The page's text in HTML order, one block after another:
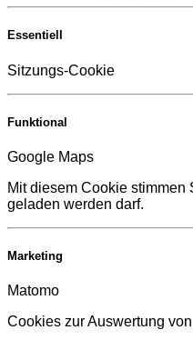
Essentiell
Sitzungs-Cookie
Funktional
Google Maps
Mit diesem Cookie stimmen
geladen werden darf.
Marketing
Matomo
Cookies zur Auswertung